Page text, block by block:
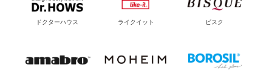
ドクターハウス ライクイット ビスク